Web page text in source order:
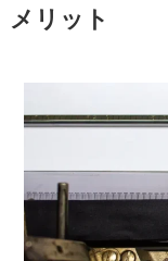
メリット